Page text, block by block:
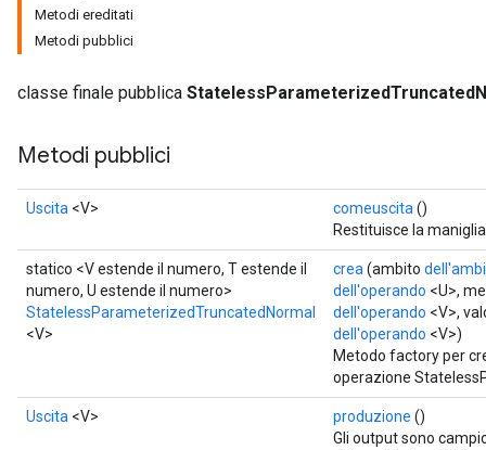
Metodi ereditati
Metodi pubblici
classe finale pubblica
Metodi pubblici
Uscita <V> comeuscita ()
Restituisce la
statico <V estende il numero, T estende il
numero, U estende il numero>
StatelessParameterizedTruncatedNormal
<V>
crea (ambito
dell'operando <U>,
dell'operando <V>,
dell'operando <V>)
Metodo factory per
operazione
Uscita <V> produzione ()
Gli output sono